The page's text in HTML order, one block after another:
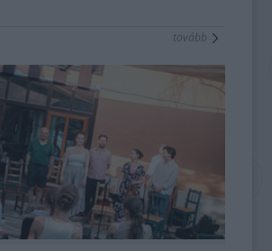
művészi élményt ad, hanem
fellépéshez, segíti az
jelenlétet, fejleszti a meggyőző, hiteles
– olyan készségeket, amelyek digitális
értékesek. Ehhez nyújt
az idén 25 éves Hagyományok Háza
mely pedagógusok és
számára kínál elmélyült
tudást a szövegfolklór tanulásáról és
tovább